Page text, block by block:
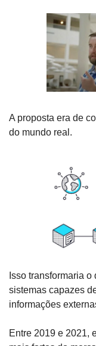
A proposta era de
do mundo real.
Isso transformaria
sistemas capazes
informações
Entre 2019 e 2021,